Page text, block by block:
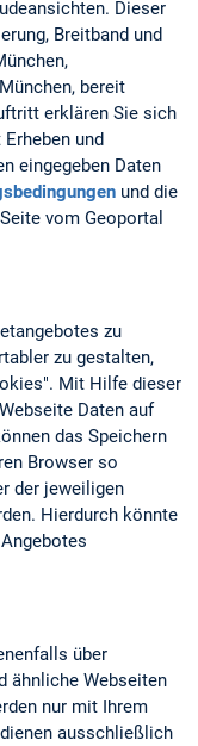
Dieser
Breitband und
bereit
erklären Sie sich
und
eingegeben Daten
und die
vom Geoportal
zu
zu gestalten,
Mit Hilfe dieser
Daten auf
das Speichern
Browser so
der jeweiligen
Hierdurch könnte
über
ähnliche Webseiten
nur mit Ihrem
ausschließlich